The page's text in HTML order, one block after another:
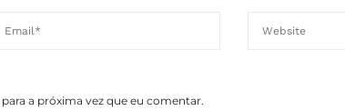
a próxima vez que eu comentar.